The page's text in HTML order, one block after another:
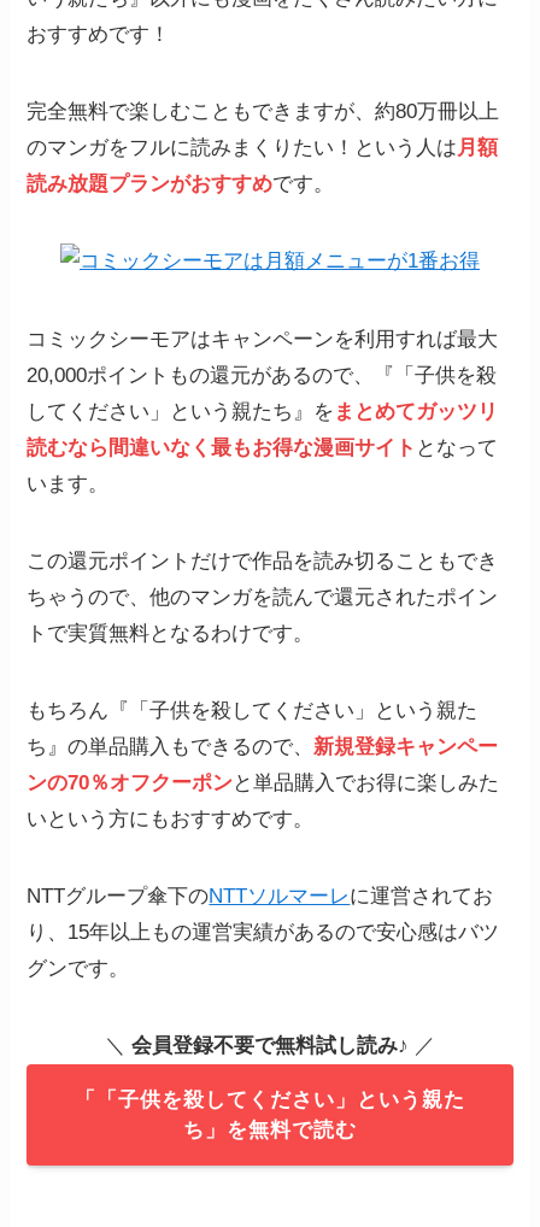
おすすめです！
完全無料で楽しむこともできますが、約80万冊以上
のマンガをフルに読みまくりたい！という人は月額
読み放題プランがおすすめです。
コミックシーモアはキャンペーンを利用すれば最大
20,000ポイントもの還元があるので、『「子供を殺
してください」という親たち』を まとめてガッツリ
読むなら間違いなく最もお得な漫画サイト となって
います。
この還元ポイントだけで作品を読み切ることもでき
ちゃうので、他のマンガを読んで還元されたポイン
トで実質無料となるわけです。
もちろん『「子供を殺してください」という親た
ち』の単品購入もできるので、 新規登録キャンペー
ンの70％オフクーポンと単品購入でお得に楽しみた
いという方にもおすすめです。
NTTグループ傘下のNTTソルマーレに運営されてお
り、15年以上もの運営実績があるので安心感はバツ
グンです。
＼ 会員登録不要で無料試し読み♪ ／
「「子供を殺してください」という親た
ち」を無料で読む